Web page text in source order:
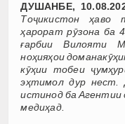
ДУШАНБЕ,
Тоҷикистон ҳаво
ҳарорат рӯзона ба
ғарбии Вилояти
ноҳияҳои
кӯҳии тобеи
эҳтимол дур нест.
истинод ба Агентии
медиҳад.